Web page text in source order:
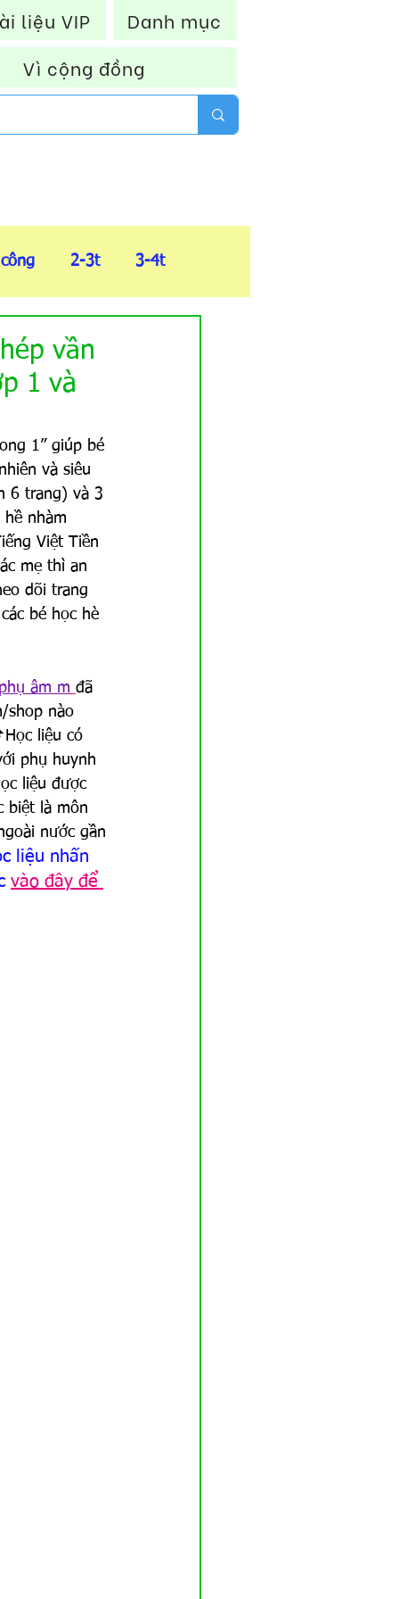
liệu VIP
Danh mục
Vì cộng đồng
2-3t 3-4t
FIle tổng hợp
vần
1 và
1” giúp bé
và siêu
6 trang) và 3
nhàm
Việt Tiền
mẹ thì an
dõi trang
bé học hè
âm m đã
shop nào
liệu có
phụ huynh
liệu được
biệt là môn
nước gần
liệu nhấn
vào đây để